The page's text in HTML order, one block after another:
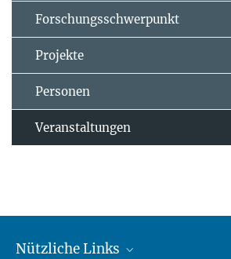
Forschungsschwerpunkt
Projekte
Personen
Veranstaltungen
Nützliche Links